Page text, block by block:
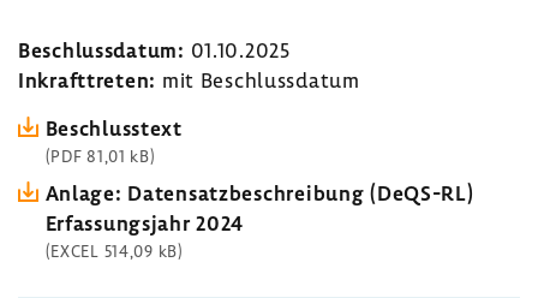
Beschluss­datum: 01.10.2025
Inkraft­treten: mit Beschluss­datum
Beschluss­text
(PDF 81,01 kB)
Anlage: Daten­satz­be­schrei­bung (DeQS-RL)
Erfas­sungs­jahr 2024
(EXCEL 514,09 kB)